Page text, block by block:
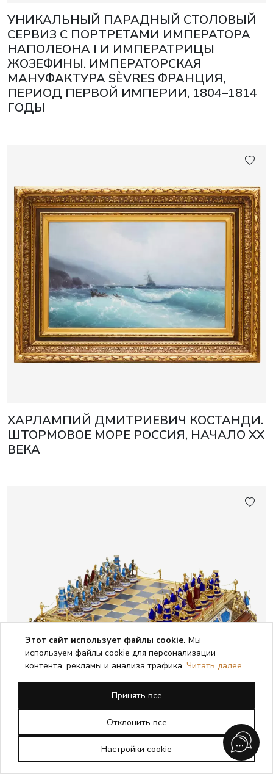
УНИКАЛЬНЫЙ ПАРАДНЫЙ СТОЛОВЫЙ
СЕРВИЗ С ПОРТРЕТАМИ ИМПЕРАТОРА
НАПОЛЕОНА I И ИМПЕРАТРИЦЫ
ЖОЗЕФИНЫ. ИМПЕРАТОРСКАЯ
МАНУФАКТУРА SÈVRES ФРАНЦИЯ,
ПЕРИОД ПЕРВОЙ ИМПЕРИИ, 1804–1814
ГОДЫ
ХАРЛАМПИЙ ДМИТРИЕВИЧ КОСТАНДИ.
ШТОРМОВОЕ МОРЕ РОССИЯ, НАЧАЛО XX
ВЕКА
ШАХМАТНЫЙ НАБОР В СТИЛЕ
Этот сайт использует файлы cookie. Мы
используем файлы cookie для персонализации
контента, рекламы и анализа трафика. Читать далее
Принять все
Отклонить все
Настройки cookie